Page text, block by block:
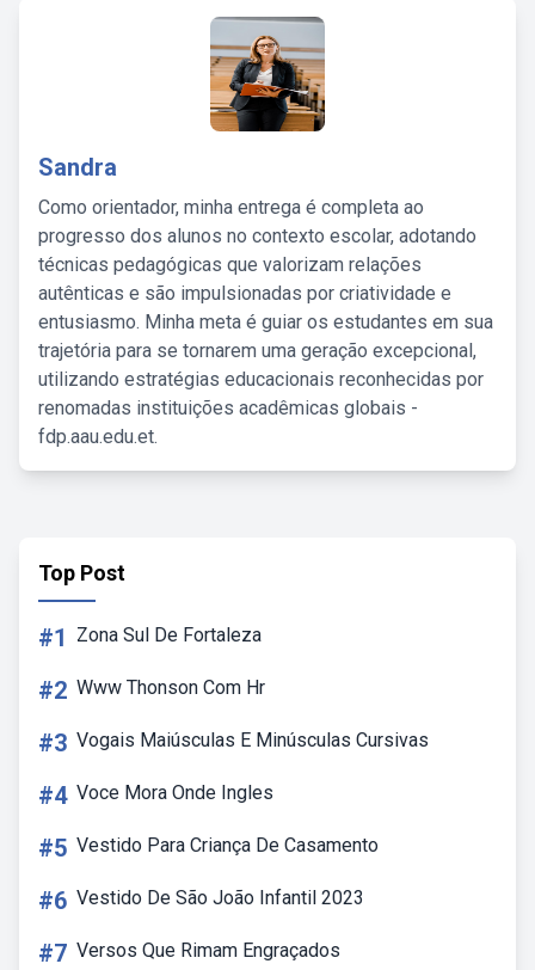
Sandra
Como orientador, minha entrega é completa ao
progresso dos alunos no contexto escolar, adotando
técnicas pedagógicas que valorizam relações
autênticas e são impulsionadas por criatividade e
entusiasmo. Minha meta é guiar os estudantes em sua
trajetória para se tornarem uma geração excepcional,
utilizando estratégias educacionais reconhecidas por
renomadas instituições acadêmicas globais -
fdp.aau.edu.et.
Top Post
#1 Zona Sul De Fortaleza
#2 Www Thonson Com Hr
#3 Vogais Maiúsculas E Minúsculas Cursivas
#4 Voce Mora Onde Ingles
#5 Vestido Para Criança De Casamento
#6 Vestido De São João Infantil 2023
#7 Versos Que Rimam Engraçados